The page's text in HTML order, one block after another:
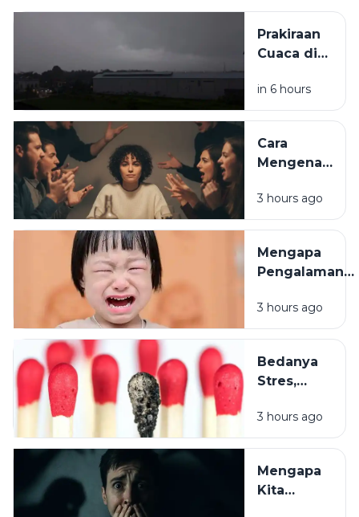
Prakiraan
Cuaca di
Utara
Minggu 9
2026:
Mayoritas
Ringa,
Medan
Berawan
in 6 hours
Cara
Mengenali
Diri dalam
Hubungan
3 hours ago
Mengapa
Pengalaman
Bisa
Memengaruhi
Perilaku Saat
Dewasa?
3 hours ago
Bedanya
Stres,
dan
Burnout
Kamu
Ketahui
3 hours ago
Mengapa
Kita